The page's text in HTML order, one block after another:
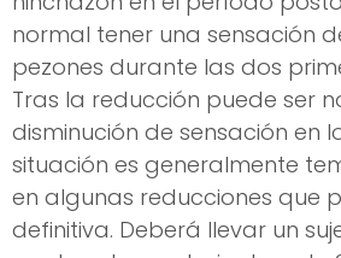
normal tener una sensación
pezones durante las dos
Tras la reducción puede ser
disminución de sensación en
situación es generalmente
en algunas reducciones que
definitiva. Deberá llevar un